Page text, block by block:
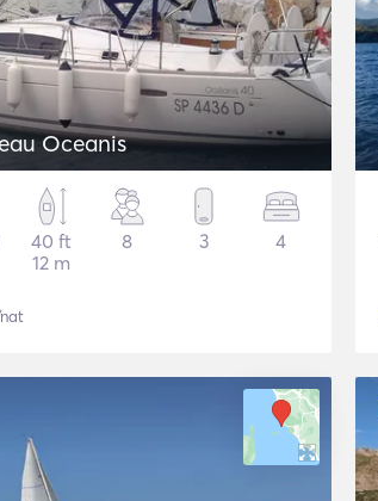
Oceanis
40 ft
12 m
8 3 4